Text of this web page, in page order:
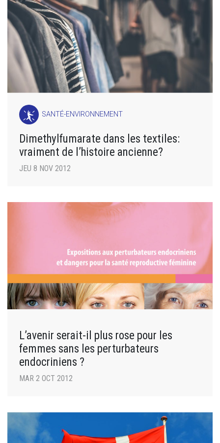
SANTÉ-ENVIRONNEMENT
Dimethylfumarate dans les textiles:
vraiment de l’histoire ancienne?
JEU 8 NOV 2012
L’avenir serait-il plus rose pour les
femmes sans les perturbateurs
endocriniens ?
MAR 2 OCT 2012